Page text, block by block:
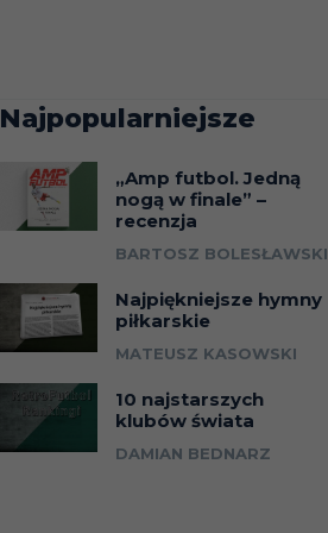
Najpopularniejsze
„Amp futbol. Jedną
nogą w finale” –
recenzja
BARTOSZ BOLESŁAWSKI
Najpiękniejsze hymny
piłkarskie
MATEUSZ KASOWSKI
10 najstarszych
klubów świata
DAMIAN BEDNARZ